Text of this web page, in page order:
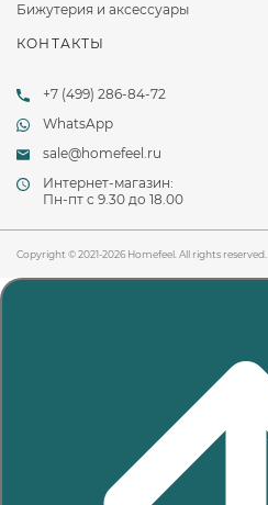
Бижутерия и аксессуары
КОНТАКТЫ
+7 (499) 286-84-72
WhatsApp
sale@homefeel.ru
Интернет-магазин:
Пн-пт c 9.30 до 18.00
Copyright © 2021-2026 Homefeel. All rights reserved.